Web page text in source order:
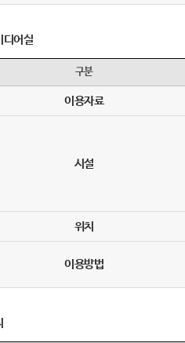
디어실
구분
이용자료
시설
위치
이용방법